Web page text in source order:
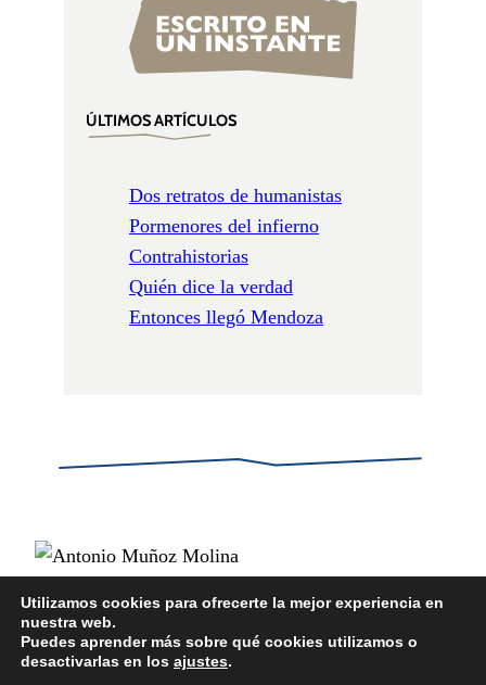
ÚLTIMOS ARTÍCULOS
Dos retratos de humanistas
Pormenores del infierno
Contrahistorias
Quién dice la verdad
Entonces llegó Mendoza
POLÍTICA DE COOKIES
AVISO LEGAL
Utilizamos cookies para ofrecerte la mejor experiencia en
nuestra web.
Puedes aprender más sobre qué cookies utilizamos o
desactivarlas en los ajustes.